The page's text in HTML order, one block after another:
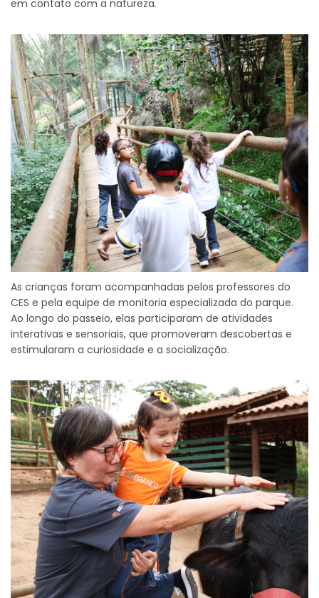
em contato com a natureza.
As crianças foram acompanhadas pelos professores do
CES e pela equipe de monitoria especializada do parque.
Ao longo do passeio, elas participaram de atividades
interativas e sensoriais, que promoveram descobertas e
estimularam a curiosidade e a socialização.